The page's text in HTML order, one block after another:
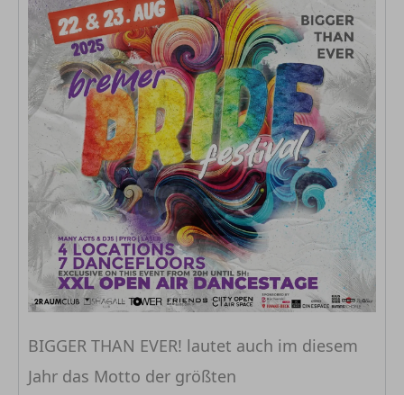
BIGGER THAN EVER! lautet auch im diesem
Jahr das Motto der größten